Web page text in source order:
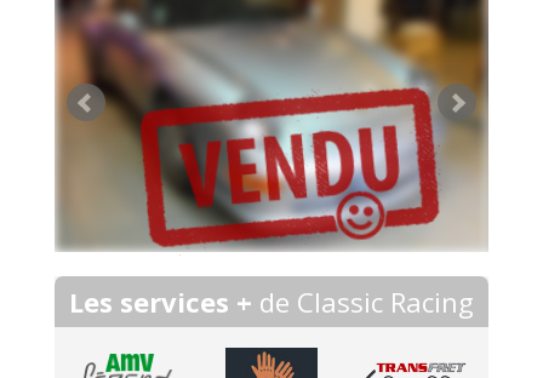
Les services + de Classic Racing